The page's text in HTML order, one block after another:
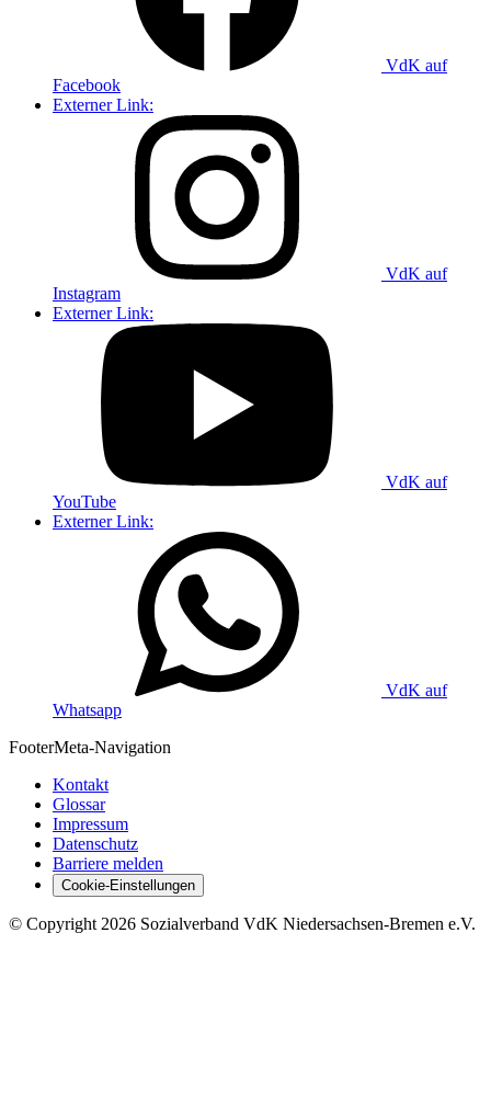
VdK auf
Facebook
Externer Link:
VdK auf
Instagram
Externer Link:
VdK auf
YouTube
Externer Link:
VdK auf
Whatsapp
FooterMeta-Navigation
Kontakt
Glossar
Impressum
Datenschutz
Barriere melden
Cookie-Einstellungen
© Copyright 2026 Sozialverband VdK Niedersachsen-Bremen e.V.